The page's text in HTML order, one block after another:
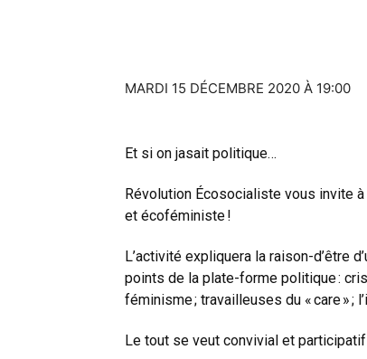
MARDI 15 DÉCEMBRE 2020 À 19:00
Et si on jasait politique…
Révolution Écosocialiste vous invite
et écoféministe !
L’activité expliquera la raison-d’être
points de la plate-forme politique :
féminisme ; travailleuses du « care » ;
Le tout se veut convivial et